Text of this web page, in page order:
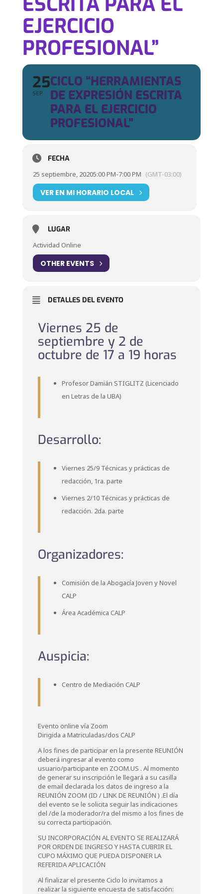
EJERCICIO
PROFESIONAL”
25
SEP
CICLO “HERRAMIENTAS
DE EXPRESIÓN ESCRITA
PARA EL EJERCICIO
PROFESIONAL”
FECHA
25 septiembre, 20205:00 PM-7:00 PM (GMT-03:00)
VER EN MI HORARIO LOCAL
LUGAR
Actividad Online
OTHER EVENTS
DETALLES DEL EVENTO
Viernes 25 de
septiembre y 2 de
octubre de 17 a 19 horas
Profesor Damián STIGLITZ (Licenciado
en Letras de la UBA)
Desarrollo:
Viernes 25/9 Técnicas y prácticas de
redacción, 1ra. parte
Viernes 2/10 Técnicas y prácticas de
redacción. 2da. parte
Organizadores:
Comisión de la Abogacía Joven y Novel
CALP
Área Académica CALP
Auspicia:
Centro de Mediación CALP
Evento online vía Zoom
Dirigida a Matriculadas/dos CALP
A los fines de participar en la presente REUNIÓN
deberá ingresar al evento como
usuario/participante en ZOOM.US . Al momento
de generar su inscripción le llegará a su casilla
de email declarada los datos de ingreso a la
REUNIÓN ZOOM (ID / LINK DE REUNIÓN ) .El día
del evento se le solicita seguir las indicaciones
del /de la moderador/ra del mismo a los fines de
su correcta participación.
SU INCORPORACIÓN AL EVENTO SE REALIZARÁ
POR ORDEN DE INGRESO Y HASTA CUBRIR EL
CUPO MÁXIMO QUE PUEDA DISPONER LA
REFERIDA APLICACIÓN
Al finalizar el presente Ciclo lo invitamos a
realizar la siguiente encuesta de satisfacción: